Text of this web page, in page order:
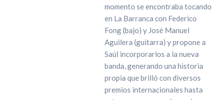
momento se encontraba tocando
en La Barranca con Federico
Fong (bajo) y José Manuel
Aguilera (guitarra) y propone a
Saúl incorporarlos a la nueva
banda, generando una historia
propia que brilló con diversos
premios internacionales hasta